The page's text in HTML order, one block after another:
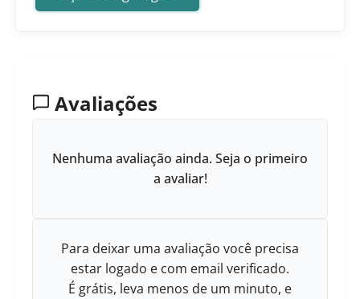
Avaliações
Nenhuma avaliação ainda. Seja o primeiro
a avaliar!
Para deixar uma avaliação você precisa
estar logado e com email verificado.
É grátis, leva menos de um minuto, e